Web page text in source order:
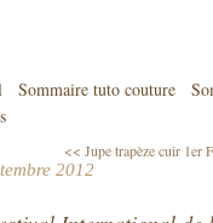
Sommaire tuto couture
<< Jupe trapèze cuir 1er
2012